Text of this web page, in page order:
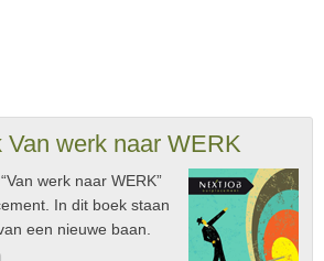
Van werk naar WERK
werk naar WERK”
In dit boek staan
een nieuwe baan.